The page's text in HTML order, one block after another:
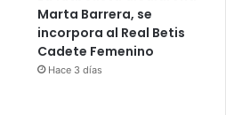
Marta Barrera, se
incorpora al Real Betis
Cadete Femenino
Hace 3 días